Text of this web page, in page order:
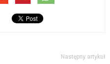
Następny artykuł